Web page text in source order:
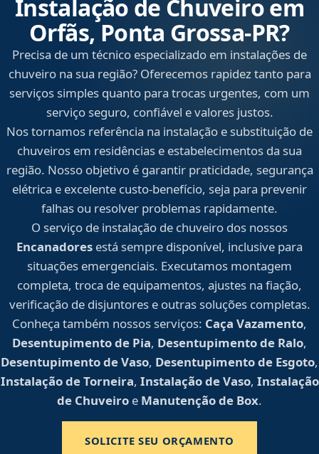
Instalação de Chuveiro em
Orfãs, Ponta Grossa‑PR?
Precisa de um técnico especializado em instalações de
chuveiro na sua região? Oferecemos rapidez tanto para
serviços simples quanto para trocas urgentes, com um
serviço seguro, confiável e valores justos.
Nos tornamos referência na instalação e substituição de
chuveiros em residências e estabelecimentos da sua
região. Nosso objetivo é garantir praticidade, segurança
elétrica e excelente custo-benefício, seja para prevenir
falhas ou resolver problemas rapidamente.
O serviço de instalação de chuveiro dos nossos
Encanadores está sempre disponível, inclusive para
situações emergenciais. Executamos montagem
completa, troca de equipamentos, ajustes na fiação,
verificação de disjuntores e outras soluções completas.
Conheça também nossos serviços: Caça Vazamento,
Desentupimento de Pia, Desentupimento de Ralo,
Desentupimento de Vaso, Desentupimento de Esgoto,
Instalação de Torneira, Instalação de Vaso, Instalação
de Chuveiro e Manutenção de Box.
SOLICITE SEU ORÇAMENTO